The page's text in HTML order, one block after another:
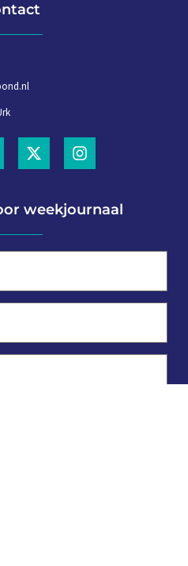
weekjournaal